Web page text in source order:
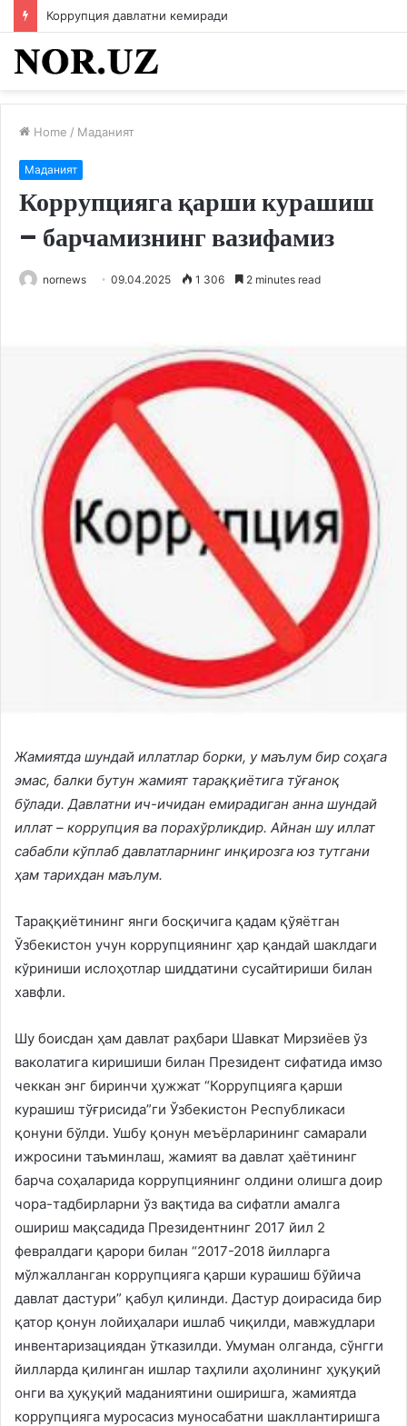
Коррупция давлатни кемиради
Home / Маданият
Маданият
Коррупцияга қарши курашиш
– барчамизнинг вазифамиз
nornews 09.04.2025 1 306 2 minutes read
Жамиятда шундай иллатлар борки, у маълум бир соҳага
эмас, балки бутун жамият тараққиётига тўғаноқ
бўлади. Давлатни ич-ичидан емирадиган анна шундай
иллат – коррупция ва порахўрликдир. Айнан шу иллат
сабабли кўплаб давлатларнинг инқирозга юз тутгани
ҳам тарихдан маълум.
Тараққиётининг янги босқичига қадам қўяётган
Ўзбекистон учун коррупциянинг ҳар қандай шаклдаги
кўриниши ислоҳотлар шиддатини сусайтириши билан
хавфли.
Шу боисдан ҳам давлат раҳбари Шавкат Мирзиёев ўз
ваколатига киришиши билан Президент сифатида имзо
чеккан энг биринчи ҳужжат “Коррупцияга қарши
курашиш тўғрисида”ги Ўзбекистон Республикаси
қонуни бўлди. Ушбу қонун меъёрларининг самарали
ижросини таъминлаш, жамият ва давлат ҳаётининг
барча соҳаларида коррупциянинг олдини олишга доир
чора-тадбирларни ўз вақтида ва сифатли амалга
ошириш мақсадида Президентнинг 2017 йил 2
февралдаги қарори билан “2017-2018 йилларга
мўлжалланган коррупцияга қарши курашиш бўйича
давлат дастури” қабул қилинди. Дастур доирасида бир
қатор қонун лойиҳалари ишлаб чиқилди, мавжудлари
инвентаризациядан ўтказилди. Умуман олганда, сўнгги
йилларда қилинган ишлар таҳлили аҳолининг ҳуқуқий
онги ва ҳуқуқий маданиятини оширишга, жамиятда
коррупцияга муросасиз муносабатни шакллантиришга